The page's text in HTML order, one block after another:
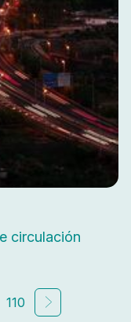
circulación
110